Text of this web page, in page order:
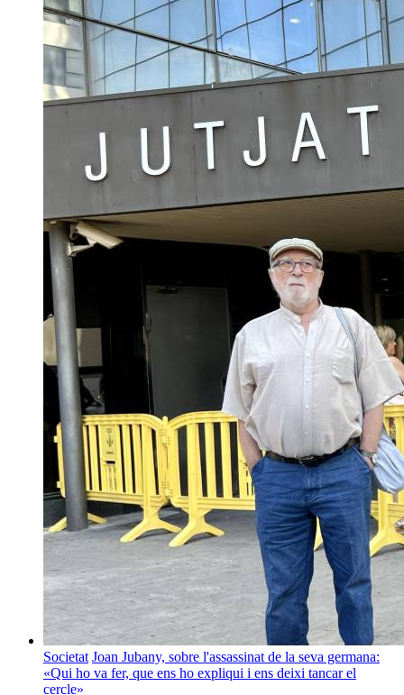
Societat Joan Jubany, sobre l'assassinat de la seva germana:
«Qui ho va fer, que ens ho expliqui i ens deixi tancar el
cercle»